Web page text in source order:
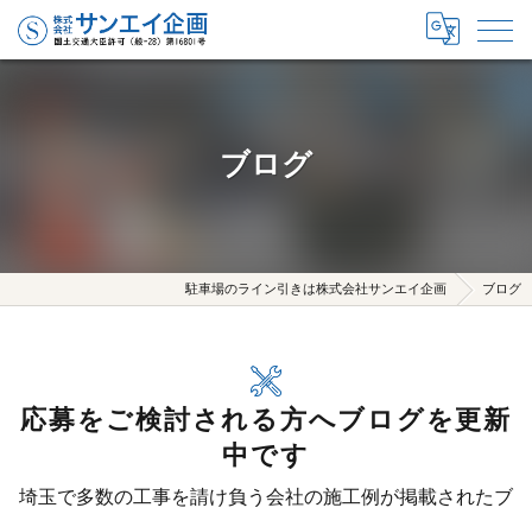
ブログ
駐車場のライン引きは株式会社サンエイ企画 ブログ
応募をご検討される方へブログを更新
中です
埼玉で多数の工事を請け負う会社の施工例が掲載されたブ